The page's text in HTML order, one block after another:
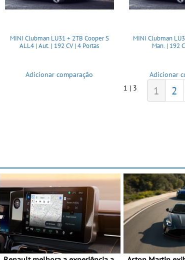
MINI Clubman LU31 + 2TB Cooper S
ALL4 | Aut. | 192 CV | 4 Portas
Adicionar comparação
MINI Clubman
Man. | 192
Adicionar
1 | 3
1 2